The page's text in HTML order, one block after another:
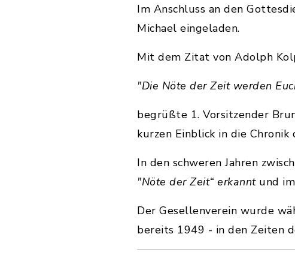
Im Anschluss an den
Michael eingeladen.
Mit dem Zitat von Adolph
"Die Nöte der Zeit werden
begrüßte 1. Vorsitzender
kurzen Einblick in die
In den schweren Jahren
"Nöte der Zeit“ erkanntund im
Der Gesellenverein wurde
bereits 1949 - in den Zeiten